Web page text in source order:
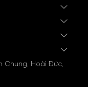
Chung, Hoài Đức,